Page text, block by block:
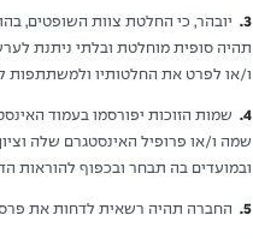
3.
יובהר, כי החלטת צוות השופטים,
תהיה סופית מוחלטת ובלתי ניתנת
ו/או לפרט את החלטותיו ולמשתתפות
4.
שמות הזוכות יפורסמו בעמוד
שמה ו/או פרופיל האינסטגרם שלה
ובמועדים בה תבחר ובכפוף להוראות
5. החברה תהיה רשאית לדחות את